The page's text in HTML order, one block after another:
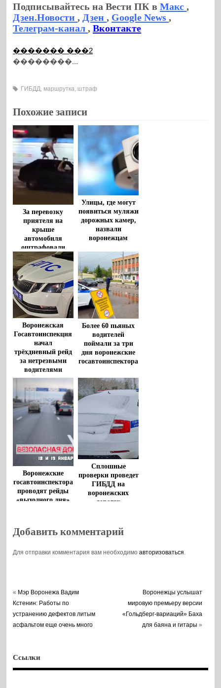
Подписывайтесь на Вести ПК вМакс,
Дзен.Новости, Дзен, Google News,
Телеграм-канал,Вконтакте
������� ���2
��������...
ГИБДД, маршрутка, штраф
Похожие записи
За перевозку
приятеля на
крыше
автомобиля
оштрафовали
воронежца
Улицы, где могут
появиться муляжи
дорожных камер,
назвали
воронежцам
Воронежская
Госавтоинспекция
начал
трёхдневный рейд
за нетрезвыми
водителями
Более 60 пьяных
водителей
поймали за три
дня воронежские
госавтоинспектора
Воронежские
госавтоинспектора
проводят рейды
«выходного дня»
Сплошные
проверки проведет
ГИБДД на
воронежских
дорогах
Добавить комментарий
Для отправки комментария вам необходимоавторизоваться
« Мэр Воронежа Вадим
Кстенин: Работы по
устранению дефектов литым
асфальтом еще очень много
Воронежцы услышат
мировую премьеру версии
«Гольдберг-вариаций» Баха
для баяна и гитары »
Ссылки